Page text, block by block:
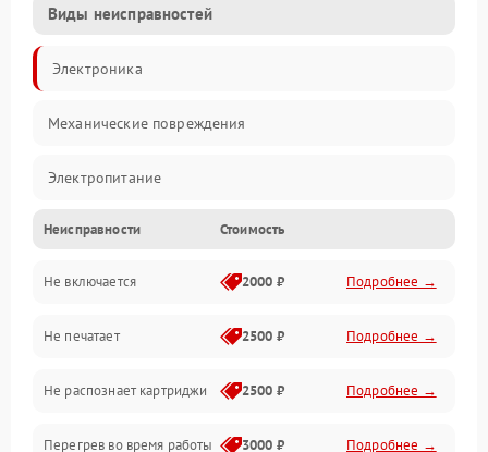
Виды неисправностей
Электроника
Механические повреждения
Электропитание
Работа системы
Механика
Оптика
Программное обеспечение
Неисправности Стоимость
Не включается 2000 ₽ Подробнее →
Не печатает 2500 ₽ Подробнее →
Не распознает картриджи 2500 ₽ Подробнее →
Перегрев во время работы 3000 ₽ Подробнее →